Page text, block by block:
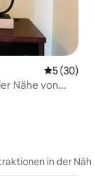
5 (30)
Nähe von
in der